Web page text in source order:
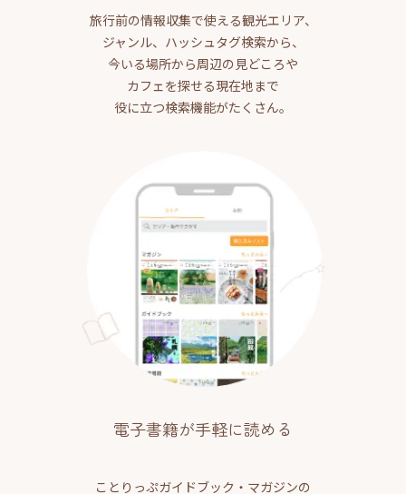
旅行前の情報収集で使える観光エリア、
ジャンル、ハッシュタグ検索から、
今いる場所から周辺の見どころや
カフェを探せる現在地まで
役に立つ検索機能がたくさん。
電子書籍が手軽に読める
ことりっぷガイドブック・マガジンの